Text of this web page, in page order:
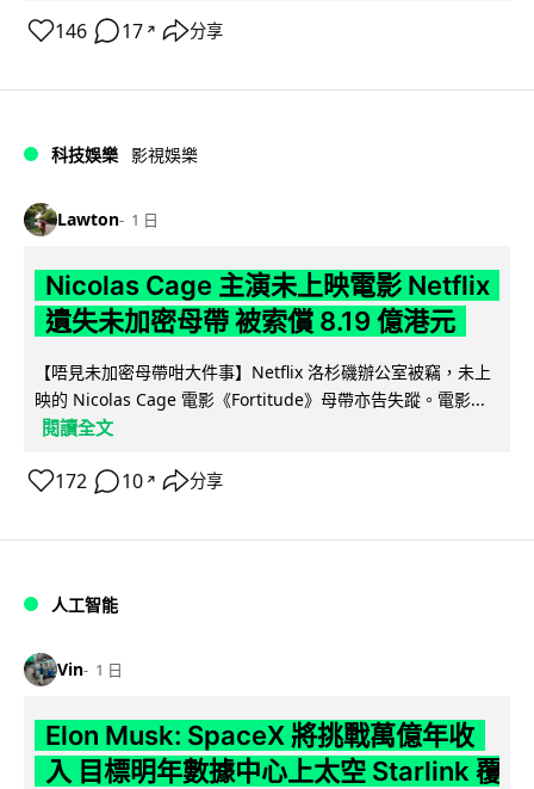
146 17 ↗ 分享
科技娛樂 影視娛樂
Lawton 1 日
Nicolas Cage 主演未上映電影 Netflix
遺失未加密母帶 被索償 8.19 億港元
【唔見未加密母帶咁大件事】Netflix 洛杉磯辦公室被竊，未上
映的 Nicolas Cage 電影《Fortitude》母帶亦告失蹤。電影...
閱讀全文
172 10 ↗ 分享
人工智能
Vin 1 日
Elon Musk: SpaceX 將挑戰萬億年收
入 目標明年數據中心上太空 Starlink 覆